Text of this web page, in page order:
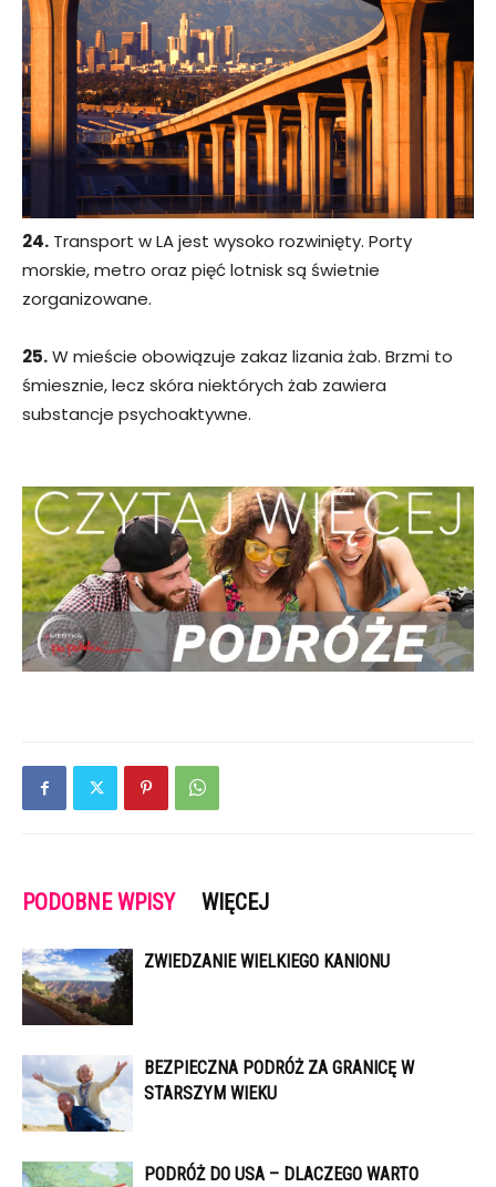
24. Transport w LA jest wysoko rozwinięty. Porty
morskie, metro oraz pięć lotnisk są świetnie
zorganizowane.
25.W mieście obowiązuje zakaz lizania żab. Brzmi to
śmiesznie, lecz skóra niektórych żab zawiera
substancje psychoaktywne.
PODOBNE WPISY WIĘCEJ
ZWIEDZANIE WIELKIEGO KANIONU
BEZPIECZNA PODRÓŻ ZA GRANICĘ W
STARSZYM WIEKU
PODRÓŻ DO USA – DLACZEGO WARTO